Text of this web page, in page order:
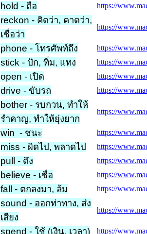
hold - ถือ https://
reckon - คิดว่า, คาดว่า,
เชื่อว่า
https://
phone - โทรศัพท์ถึง
https://
stick - ปัก, ทิ่ม, แทง
https://
open - เปิด
https://
drive - ขับรถ https://
bother - รบกวน, ทำให้
รำคาญ, ทำให้ยุ่งยาก
https://
win - ชนะ
https://
miss - ผิดไป, พลาดไป
https://
pull - ดึง
https://
believe - เชื่อ
https://
fall - ตกลงมา, ล้ม https://
sound - ออกท่าทาง, ส่ง
เสียง
https://
spend - ใช้ (เงิน, เวลา) https://